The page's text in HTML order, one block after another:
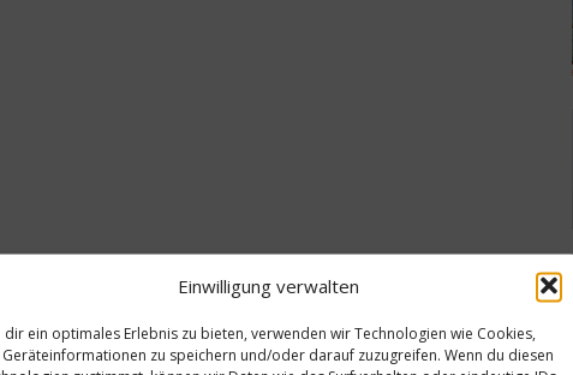
Einwilligung verwalten
dir ein optimales Erlebnis zu bieten, verwenden wir Technologien wie Cookies,
Geräteinformationen zu speichern und/oder darauf zuzugreifen. Wenn du diesen